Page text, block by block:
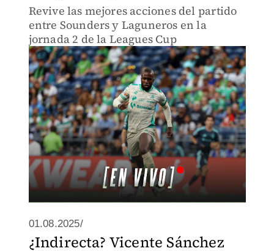
Revive las mejores acciones del partido
entre Sounders y Laguneros en la
jornada 2 de la Leagues Cup
01.08.2025/
¿Indirecta? Vicente Sánchez